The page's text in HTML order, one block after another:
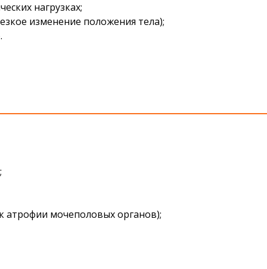
нагрузках;
изменение положения тела);
атрофии мочеполовых органов);